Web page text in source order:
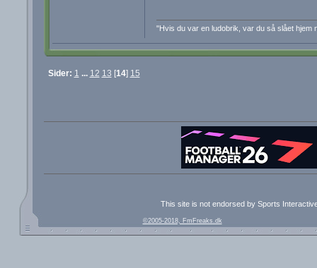
"Hvis du var en ludobrik, var du så slået hjem
Sider: 1 ... 12 13 [14] 15
This site is not endorsed by Sports
©2005-2018, FmFreaks.dk